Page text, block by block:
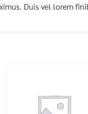
Duis vel lorem